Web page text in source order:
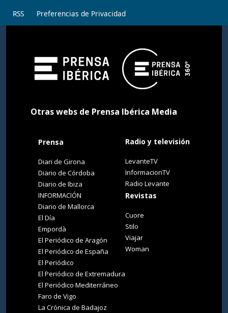
RSS Preferencias de Privacidad
Otras webs de Prensa Ibérica Media
Prensa
Diari de Girona
Diario de Córdoba
Diario de Ibiza
INFORMACIÓN
Diario de Mallorca
El Día
Empordà
El Periódico de Aragón
El Periódico de España
El Periódico
El Periódico de Extremadura
El Periódico Mediterráneo
Faro de Vigo
La Crónica de Badajoz
Radio y televisión
LevanteTV
InformacionTV
Radio Levante
Revistas
Cuore
Stilo
Viajar
Woman